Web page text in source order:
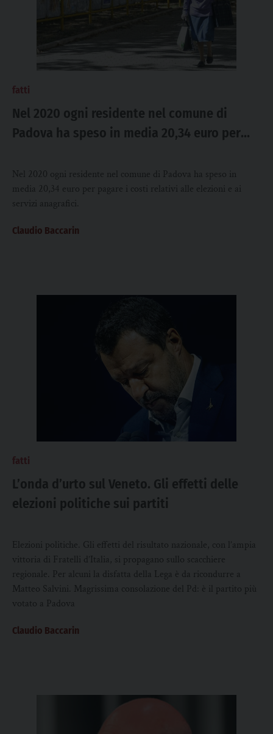
fatti
Nel 2020 ogni residente nel comune di
Padova ha speso in media 20,34 euro per
anagrafici
Nel 2020 ogni residente nel comune di Padova ha speso in
media 20,34 euro per pagare i costi relativi alle elezioni e ai
servizi anagrafici.
Claudio Baccarin
fatti
L’onda d’urto sul Veneto. Gli effetti delle
elezioni politiche sui partiti
Elezioni politiche. Gli effetti del risultato nazionale, con l’ampia
vittoria di Fratelli d’Italia, si propagano sullo scacchiere
regionale. Per alcuni la disfatta della Lega è da ricondurre a
Matteo Salvini. Magrissima consolazione del Pd: è il partito più
votato a Padova
Claudio Baccarin